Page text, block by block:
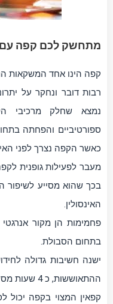
מתחשק לכם קפה
קפה הינו אחד המשקאות
רבות דובר ונחקר על
נמצא שחלק מרכיבי
ספורטיביים והפחתה
כאשר הקפה נצרך לפני
מעבר לפעילות גופנית
בכך שהוא מסייע לשיפור
האינסולין.
פחמימות הן מקור
בתחום הסבולת.
ישנה חשיבות גדולה
ההתאוששות, כ 4 שעות מסיום האימון.
קפאין המצוי בקפה יכול